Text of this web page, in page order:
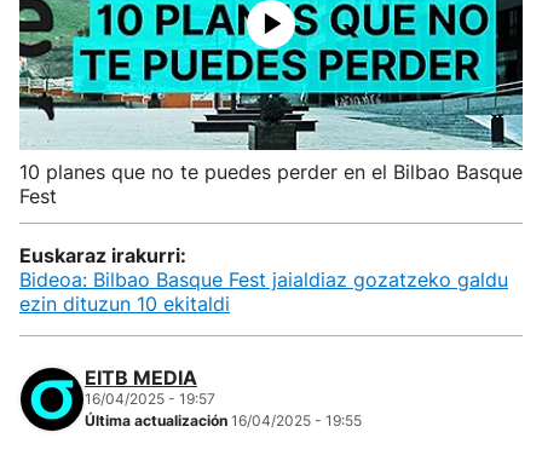
10 planes que no te puedes perder en el Bilbao Basque
Fest
Euskaraz irakurri:
Bideoa: Bilbao Basque Fest jaialdiaz gozatzeko galdu
ezin dituzun 10 ekitaldi
EITB MEDIA
16/04/2025 - 19:57
Última actualización 16/04/2025 - 19:55